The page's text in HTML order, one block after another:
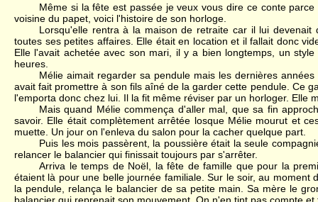
Même si la fête est passée je veux vous dire ce conte
voisine du papet, voici l'histoire de son horloge.
Lorsqu'elle rentra à la maison de retraite car il lui
toutes ses petites affaires. Elle était en location et il fallait donc
Elle l'avait achetée avec son mari, il y a bien longtemps, un
heures.
Mélie aimait regarder sa pendule mais les dernières
avait fait promettre à son fils aîné de la garder cette pendule. Ce
l'emporta donc chez lui. Il la fit même réviser par un horloger. Elle
Mais quand Mélie commença d'aller mal, que sa fin
savoir. Elle était complètement arrêtée losque Mélie mourut et
muette. Un jour on l'enleva du salon pour la cacher quelque part.
Puis les mois passèrent, la poussière était la seule
relancer le balancier qui finissait toujours par s'arrêter.
Arriva le temps de Noël, la fête de famille que pour la
étaient là pour une belle journée familiale. Sur le soir, au
la pendule, relança le balancier de sa petite main. Sa mère le